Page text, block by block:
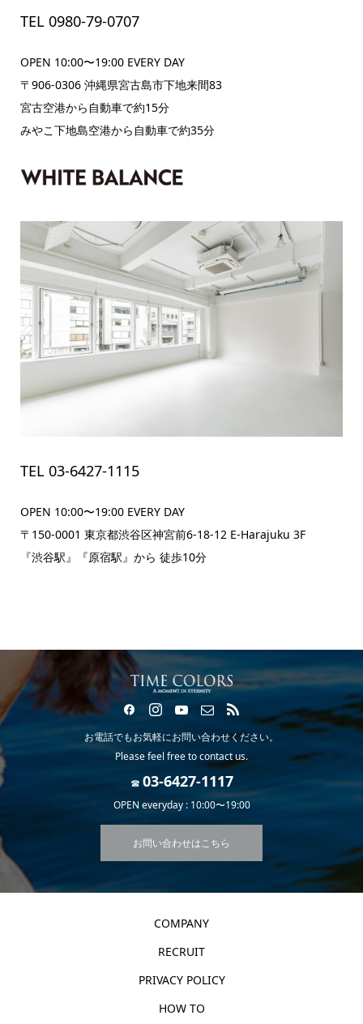
TEL 0980-79-0707
OPEN 10:00〜19:00 EVERY DAY
〒906-0306 沖縄県宮古島市下地来間83
宮古空港から自動車で約15分
みやこ下地島空港から自動車で約35分
TEL 03-6427-1115
OPEN 10:00〜19:00 EVERY DAY
〒150-0001 東京都渋谷区神宮前6-18-12 E-Harajuku 3F
『渋谷駅』『原宿駅』から 徒歩10分
お電話でもお気軽にお問い合わせください。
Please feel free to contact us.
☎
OPEN everyday : 10:00〜19:00
お問い合わせはこちら
COMPANY
RECRUIT
PRIVACY POLICY
HOW TO